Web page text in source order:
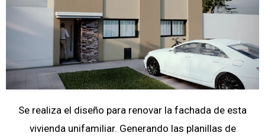
Se realiza el diseño para renovar la fachada de esta
vivienda unifamiliar. Generando las planillas de